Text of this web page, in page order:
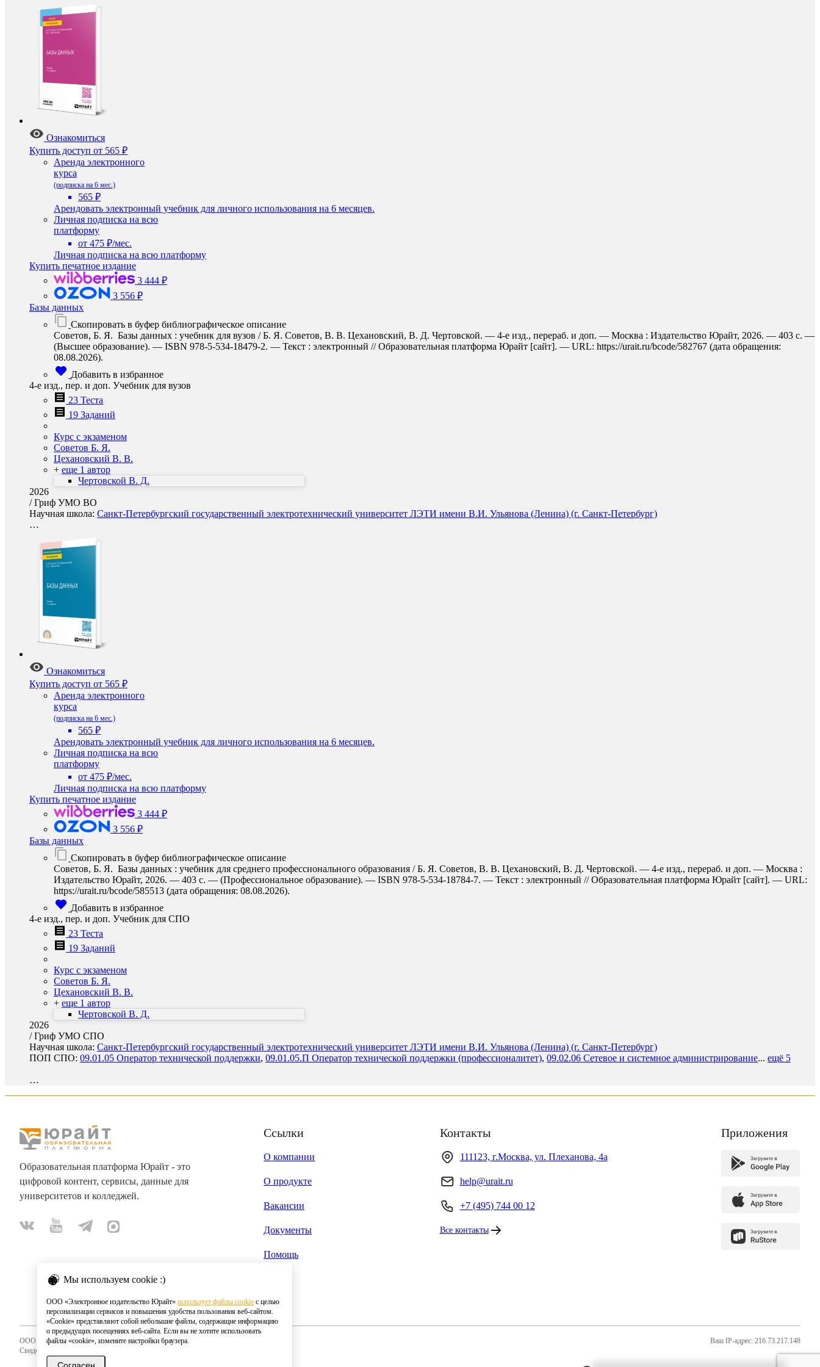
Ознакомиться
Купить доступ от 565 ₽
Аренда электронного
курса
(подписка на 6 мес.)
565 ₽
Арендовать электронный учебник для личного использования на 6 месяцев.
Личная подписка на всю
платформу
от 475 ₽/мес.
Личная подписка на всю платформу
Купить печатное издание
3 444 ₽
3 556 ₽
Базы данных
Скопировать в буфер библиографическое описание
Советов, Б. Я. Базы данных : учебник для вузов / Б. Я. Советов, В. В. Цехановский, В. Д. Чертовской. — 4-е изд., перераб. и доп. — Москва : Издательство Юрайт, 2026. — 403 с. —
(Высшее образование). — ISBN 978-5-534-18479-2. — Текст : электронный // Образовательная платформа Юрайт [сайт]. — URL: https://urait.ru/bcode/582767 (дата обращения:
08.08.2026).
Добавить в избранное
4-е изд., пер. и доп. Учебник для вузов
23 Теста
19 Заданий
Курс с экзаменом
Советов Б. Я.
Цехановский В. В.
+ еще 1 автор
Чертовской В. Д.
2026
/Гриф УМО ВО
Научная школа: Санкт-Петербургский государственный электротехнический университет ЛЭТИ имени В.И. Ульянова (Ленина) (г. Санкт-Петербург)
…
Ознакомиться
Купить доступ от 565 ₽
Аренда электронного
курса
(подписка на 6 мес.)
565 ₽
Арендовать электронный учебник для личного использования на 6 месяцев.
Личная подписка на всю
платформу
от 475 ₽/мес.
Личная подписка на всю платформу
Купить печатное издание
3 444 ₽
3 556 ₽
Базы данных
Скопировать в буфер библиографическое описание
Советов, Б. Я. Базы данных : учебник для среднего профессионального образования / Б. Я. Советов, В. В. Цехановский, В. Д. Чертовской. — 4-е изд., перераб. и доп. — Москва :
Издательство Юрайт, 2026. — 403 с. — (Профессиональное образование). — ISBN 978-5-534-18784-7. — Текст : электронный // Образовательная платформа Юрайт [сайт]. — URL:
https://urait.ru/bcode/585513 (дата обращения: 08.08.2026).
Добавить в избранное
4-е изд., пер. и доп. Учебник для СПО
23 Теста
19 Заданий
Курс с экзаменом
Советов Б. Я.
Цехановский В. В.
+ еще 1 автор
Чертовской В. Д.
2026
/Гриф УМО СПО
Научная школа: Санкт-Петербургский государственный электротехнический университет ЛЭТИ имени В.И. Ульянова (Ленина) (г. Санкт-Петербург)
ПОП СПО: 09.01.05 Оператор технической поддержки, 09.01.05.П Оператор технической поддержки (профессионалитет), 09.02.06 Сетевое и системное администрирование... ещё 5
…
Мы используем cookie :)
ООО «Электронное издательство Юрайт» использует файлы cookie с целью
персонализации сервисов и повышения удобства пользования веб-сайтом.
«Cookie» представляют собой небольшие файлы, содержащие информацию
о предыдущих посещениях веб-сайта. Если вы не хотите использовать
файлы «cookie», измените настройки браузера.
Образовательная платформа Юрайт - это
цифровой контент, сервисы, данные для
университетов и колледжей.
Ссылки
О компании
О продукте
Вакансии
Документы
Помощь
Контакты
111123, г.Москва, ул. Плеханова, 4а
help@urait.ru
+7 (495) 744 00 12
Все контакты
Приложения
ООО «Электронное издательство Юрайт»
Свидетельство о регистрации СМИ 2020
Ваш IP-адрес: 216.73.217.148